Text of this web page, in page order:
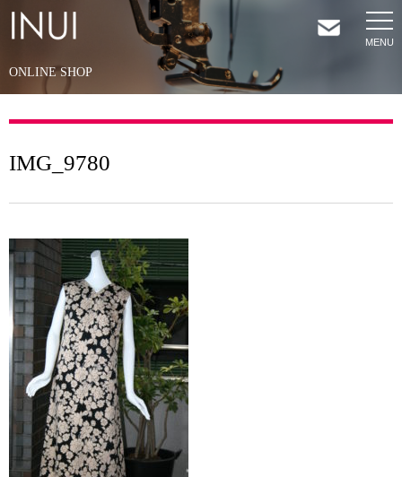
HOME
SERVICES
SHOP
CONTACT
RECRUIT
ONLINE SHOP
IMG_9780